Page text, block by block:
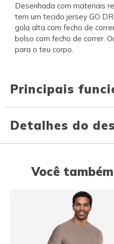
Desenhada com materiais
tem um tecido jersey GO
gola alta com fecho de
bolso com fecho de correr.
para o teu corpo.
Principais
Detalhes do
Você